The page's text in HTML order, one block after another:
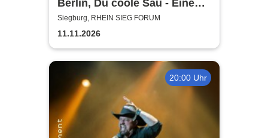
Berlin, Du coole Sau - Eine
Liebeserklärung
Siegburg, RHEIN SIEG FORUM
11.11.2026
20:00 Uhr